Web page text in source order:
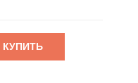
КУПИТЬ